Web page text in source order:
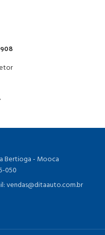
Bertioga - Mooca
050
vendas@ditaauto.com.br